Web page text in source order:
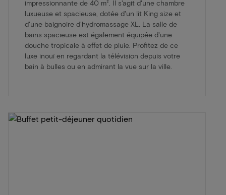
impressionnante de 40 m². Il s'agit d'une chambre
luxueuse et spacieuse, dotée d'un lit King size et
d'une baignoire d'hydromassage XL. La salle de
bains spacieuse est également équipée d'une
douche tropicale à effet de pluie. Profitez de ce
luxe inouï en regardant la télévision depuis votre
bain à bulles ou en admirant la vue sur la ville.